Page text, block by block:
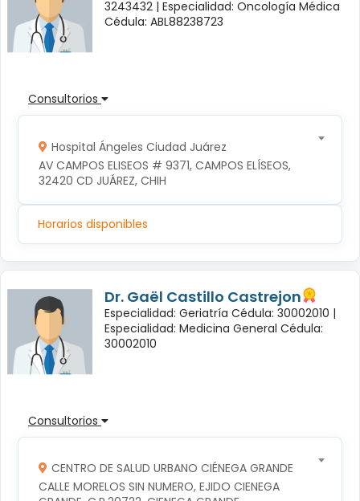
3243432 | Especialidad: Oncología Médica
Cédula: ABL88238723
Consultorios
Hospital Ángeles Ciudad Juárez
AV CAMPOS ELISEOS # 9371, CAMPOS ELÍSEOS,
32420 CD JUÁREZ, CHIH
Horarios disponibles
Dr. Gaël Castillo Castrejon
Especialidad: Geriatría Cédula: 30002010 |
Especialidad: Medicina General Cédula:
30002010
Consultorios
CENTRO DE SALUD URBANO CIÉNEGA GRANDE
CALLE MORELOS SIN NUMERO, EJIDO CIENEGA